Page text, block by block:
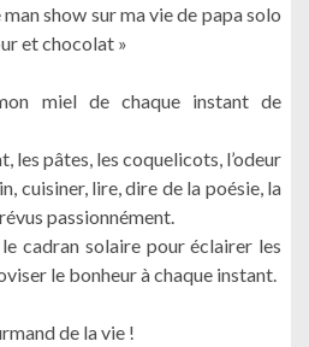
man show sur ma vie de papa solo
et chocolat »
miel de chaque instant de
les pâtes, les coquelicots, l’odeur
cuisiner, lire, dire de la poésie, la
passionnément.
cadran solaire pour éclairer les
le bonheur à chaque instant.
de la vie !